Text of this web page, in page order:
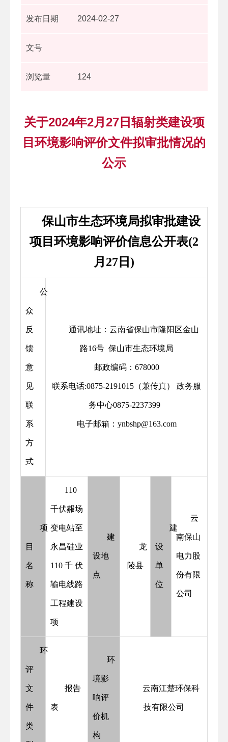
发布日期 2024-02-27
文号
浏览量 124
关于2024年2月27日辐射类建设项
目环境影响评价文件拟审批情况的
公示
保山市生态环境局拟审批建设
项目环境影响评价信息公开表(2
月27日)
公
众
反
馈
意
见
联
系
方
式
通讯地址：云南省保山市隆阳区金山
路16号 保山市生态环境局
邮政编码：678000
联系电话:0875-2191015（兼传真） 政务服
务中心0875-2237399
电子邮箱：ynbshp@163.com
项
目
名
称
110
千伏赧场
变电站至
永昌硅业
110千伏
输电线路
工程建设
项
建
设地
点
龙
陵县
建
设
单
位
云
南保山
电力股
份有限
公司
环
评
文
件
类
报告
表
环
境影
响评
价机
构
云南江楚环保科
技有限公司